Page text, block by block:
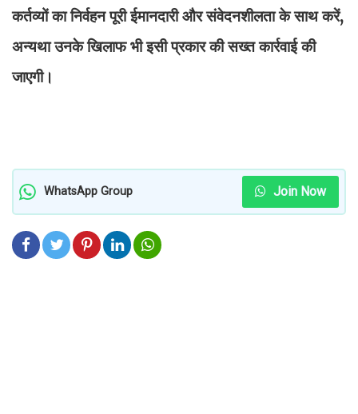
कर्तव्यों का निर्वहन पूरी ईमानदारी और संवेदनशीलता के साथ करें,
अन्यथा उनके खिलाफ भी इसी प्रकार की सख्त कार्रवाई की
जाएगी।
WhatsApp Group Join Now